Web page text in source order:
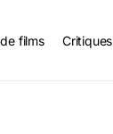
films Critiques